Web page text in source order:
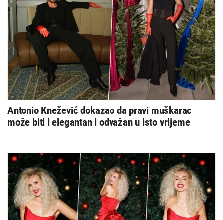
Antonio Knežević dokazao da pravi muškarac
može biti i elegantan i odvažan u isto vrijeme